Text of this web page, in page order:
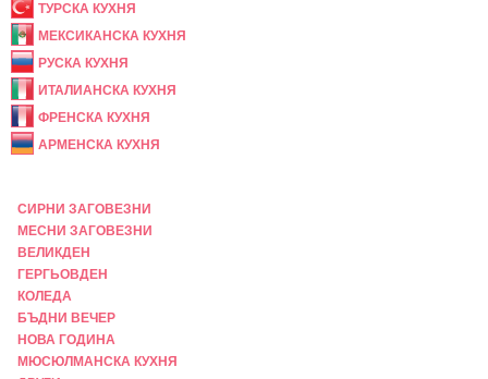
ТУРСКА КУХНЯ
МЕКСИКАНСКА КУХНЯ
РУСКА КУХНЯ
ИТАЛИАНСКА КУХНЯ
ФРЕНСКА КУХНЯ
АРМЕНСКА КУХНЯ
СИРНИ ЗАГОВЕЗНИ
МЕСНИ ЗАГОВЕЗНИ
ВЕЛИКДЕН
ГЕРГЬОВДЕН
КОЛЕДА
БЪДНИ ВЕЧЕР
НОВА ГОДИНА
МЮСЮЛМАНСКА КУХНЯ